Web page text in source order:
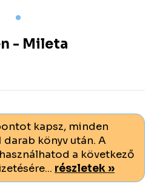
- Mileta
kapsz, minden
darab könyv után. A
a következő
részletek »